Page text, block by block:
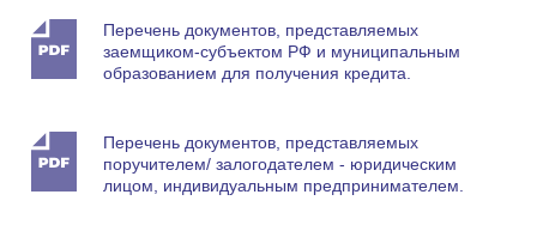
Перечень документов, представляемых
заемщиком-субъектом РФ и муниципальным
образованием для получения кредита.
Перечень документов, представляемых
поручителем/ залогодателем - юридическим
лицом, индивидуальным предпринимателем.